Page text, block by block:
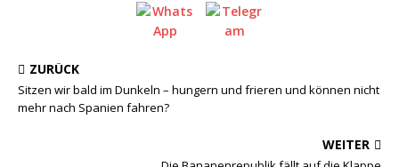
ZURÜCK
Sitzen wir bald im Dunkeln – hungern und frieren und können nicht
mehr nach Spanien fahren?
WEITER